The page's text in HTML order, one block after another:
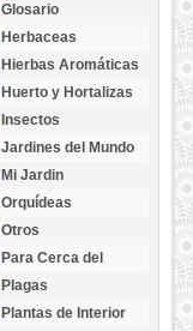
Glosario
Herbaceas
Hierbas Aromáticas
Huerto y Hortalizas
Insectos
Jardines del Mundo
Mi Jardin
Orquídeas
Otros
Para Cerca del
Estanque
Plagas
Plantas de Interior